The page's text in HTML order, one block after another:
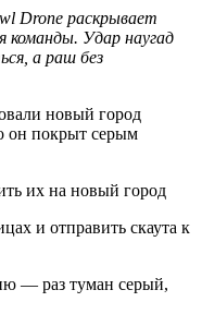
Drone раскрывает
команды. Удар наугад
а раш без
новый город
он покрыт серым
их на новый город
и отправить скаута к
— раз туман серый,